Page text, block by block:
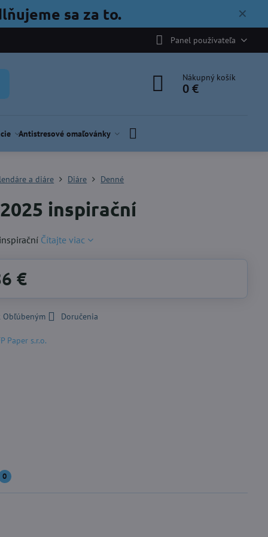
✕
sa za to.
Panel používateľa
Nákupný košík
0 €
Antistresové omaľovánky
a diáre Diáre Denné
inspirační
Čítajte viac
€
Obľúbeným Doručenia
Paper s.r.o.
0